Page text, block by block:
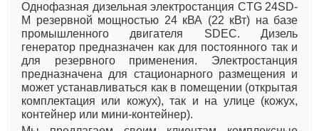
Однофазная дизельная электростанция CTG 24SD-
M резервной мощностью 24 кВА (22 кВт) на базе
промышленного двигателя SDEC. Дизель
генератор предназначен как для постоянного так и
для резервного применения. Электростанция
предназначена для стационарного размещения и
может устанавливаться как в помещении (открытая
комплектация или кожух), так и на улице (кожух,
контейнер или мини-контейнер).